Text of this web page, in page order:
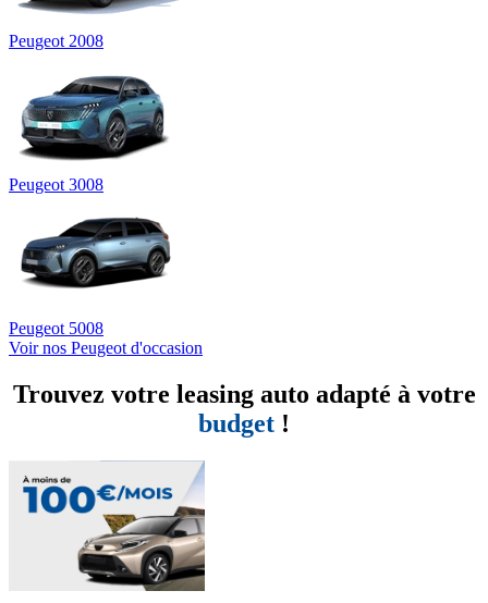
Peugeot 2008
Peugeot 3008
Peugeot 5008
Voir nos Peugeot d'occasion
Trouvez votre leasing auto adapté à votre
budget !